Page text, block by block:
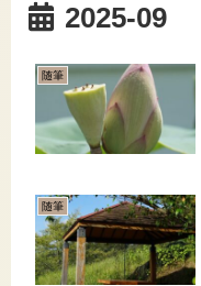
2025-09
随筆
随筆